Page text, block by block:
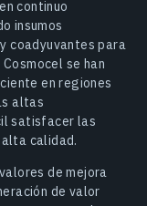
continuo
insumos
coadyuvantes para
se han
en regiones
altas
satisfacer las
calidad.
de mejora
de valor